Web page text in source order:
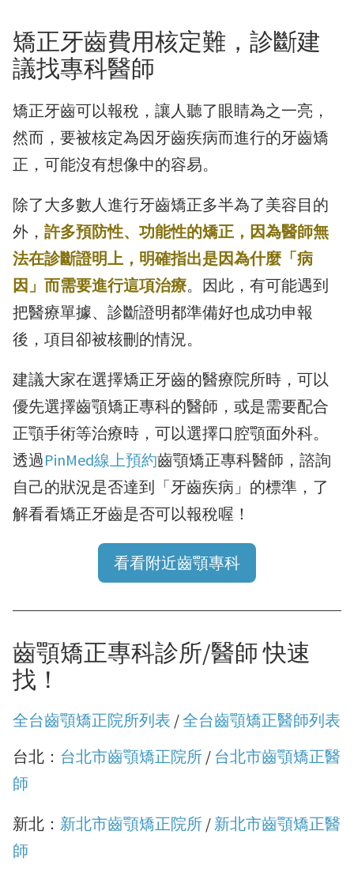
矯正牙齒費用核定難，診斷建
議找專科醫師
矯正牙齒可以報稅，讓人聽了眼睛為之一亮，
然而，要被核定為因牙齒疾病而進行的牙齒矯
正，可能沒有想像中的容易。
除了大多數人進行牙齒矯正多半為了美容目的
外， 許多預防性、功能性的矯正，因為醫師無
法在診斷證明上，明確指出是因為什麼「病
因」而需要進行這項治療。因此，有可能遇到
把醫療單據、診斷證明都準備好也成功申報
後，項目卻被核刪的情況。
建議大家在選擇矯正牙齒的醫療院所時，可以
優先選擇齒顎矯正專科的醫師，或是需要配合
正顎手術等治療時，可以選擇口腔顎面外科。
透過PinMed線上預約齒顎矯正專科醫師，諮詢
自己的狀況是否達到「牙齒疾病」的標準，了
解看看矯正牙齒是否可以報稅喔！
看看附近齒顎專科
齒顎矯正專科診所/醫師 快速
找！
全台齒顎矯正院所列表 /全台齒顎矯正醫師列表
台北： 台北市齒顎矯正院所 / 台北市齒顎矯正醫
師
新北： 新北市齒顎矯正院所 / 新北市齒顎矯正醫
師